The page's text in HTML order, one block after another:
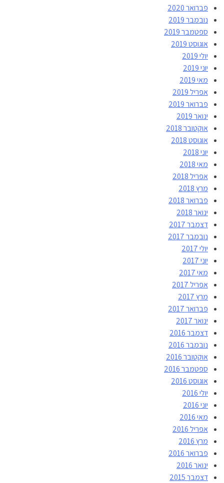
פברואר 2020
נובמבר 2019
ספטמבר 2019
אוגוסט 2019
יולי 2019
יוני 2019
מאי 2019
אפריל 2019
פברואר 2019
ינואר 2019
אוקטובר 2018
אוגוסט 2018
יוני 2018
מאי 2018
אפריל 2018
מרץ 2018
פברואר 2018
ינואר 2018
דצמבר 2017
נובמבר 2017
יולי 2017
יוני 2017
מאי 2017
אפריל 2017
מרץ 2017
פברואר 2017
ינואר 2017
דצמבר 2016
נובמבר 2016
אוקטובר 2016
ספטמבר 2016
אוגוסט 2016
יולי 2016
יוני 2016
מאי 2016
אפריל 2016
מרץ 2016
פברואר 2016
ינואר 2016
דצמבר 2015